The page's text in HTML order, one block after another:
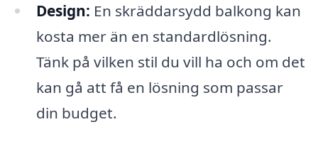
Design: En skräddarsydd balkong kan
kosta mer än en standardlösning.
Tänk på vilken stil du vill ha och om det
kan gå att få en lösning som passar
din budget.